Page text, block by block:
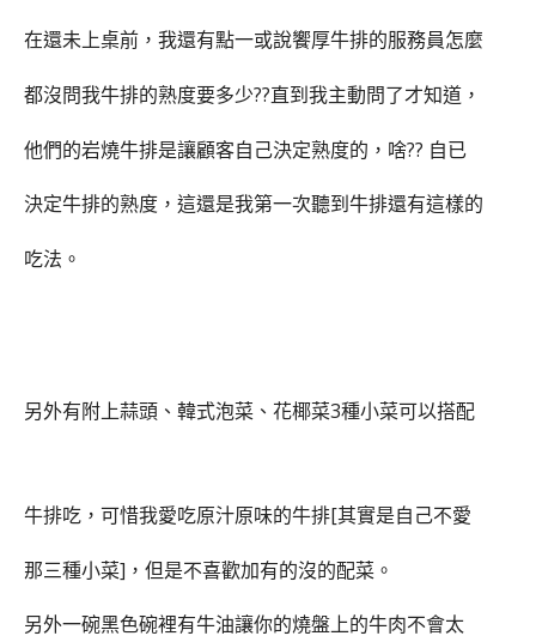
在還未上桌前，我還有點一或說饗厚牛排的服務員怎麼
都沒問我牛排的熟度要多少??直到我主動問了才知道，
他們的岩燒牛排是讓顧客自己決定熟度的，啥?? 自已
決定牛排的熟度，這還是我第一次聽到牛排還有這樣的
吃法。
另外有附上蒜頭、韓式泡菜、花椰菜3種小菜可以搭配
牛排吃，可惜我愛吃原汁原味的牛排[其實是自己不愛
那三種小菜]，但是不喜歡加有的沒的配菜。
另外一碗黑色碗裡有牛油讓你的燒盤上的牛肉不會太